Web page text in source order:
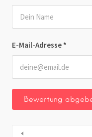
E-Mail-Adresse *